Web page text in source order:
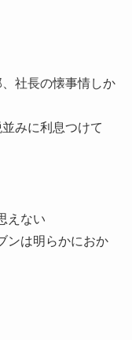
社長の懐事情しか
みに利息つけて
えない
ンは明らかにおか